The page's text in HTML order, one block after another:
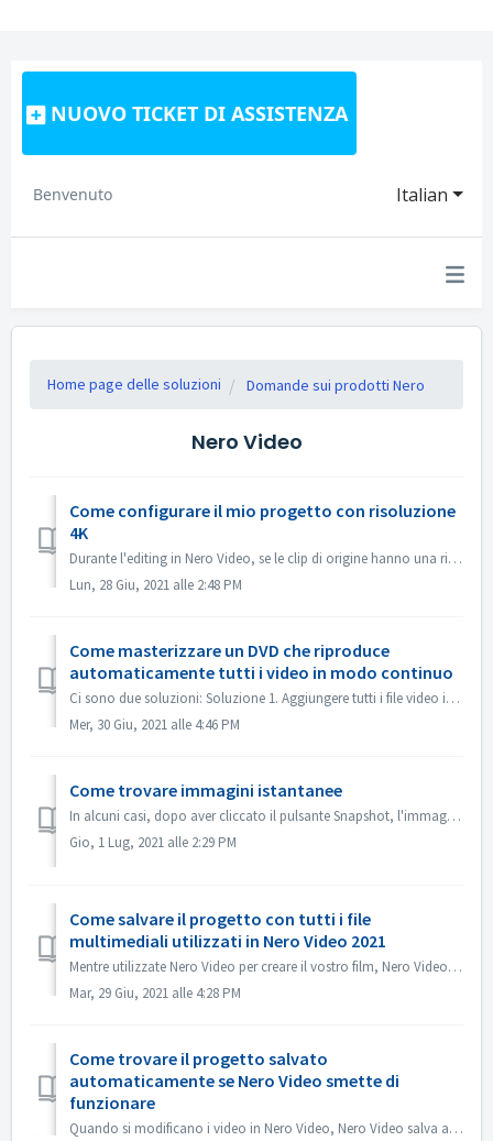
NUOVO TICKET DI ASSISTENZA
Italian
Benvenuto
Home page delle soluzioni Domande sui prodotti Nero
Nero Video
Come configurare il mio progetto con risoluzione
4K
Durante l'editing in Nero Video, se le clip di origine hanno una risoluzione di 4K o superiore e si desidera che il file di output sia anch'esso in ...
Lun, 28 Giu, 2021 alle 2:48 PM
Come masterizzare un DVD che riproduce
automaticamente tutti i video in modo continuo
Ci sono due soluzioni: Soluzione 1. Aggiungere tutti i file video in un titolo. Nella schermata di editing, importare tutti i file video che si desidera au...
Mer, 30 Giu, 2021 alle 4:46 PM
Come trovare immagini istantanee
In alcuni casi, dopo aver cliccato il pulsante Snapshot, l'immagine istantanea non viene mostrata in My Media. Puoi trovare l'immagine nel modo segu...
Gio, 1 Lug, 2021 alle 2:29 PM
Come salvare il progetto con tutti i file
multimediali utilizzati in Nero Video 2021
Mentre utilizzate Nero Video per creare il vostro film, Nero Video può importare i vostri file multimediali come Video, Musica o Immagini da diverse cartell...
Mar, 29 Giu, 2021 alle 4:28 PM
Come trovare il progetto salvato
automaticamente se Nero Video smette di
funzionare
Quando si modificano i video in Nero Video, Nero Video salva automaticamente il progetto in background. Se Nero Video smette di funzionare prima del salvat...